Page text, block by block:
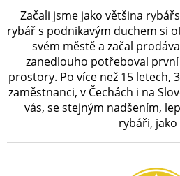
Začali jsme jako většina
rybář s podnikavým duchem si
svém městě a začal
zanedlouho potřeboval
prostory. Po více než 15 letech,
zaměstnanci, v Čechách i na
vás, se stejným nadšením,
rybáři, jako